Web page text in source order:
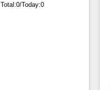
Total:0/Today:0